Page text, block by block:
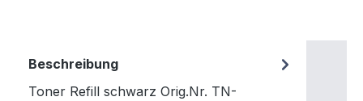
Beschreibung
Toner Refill schwarz Orig.Nr. TN-